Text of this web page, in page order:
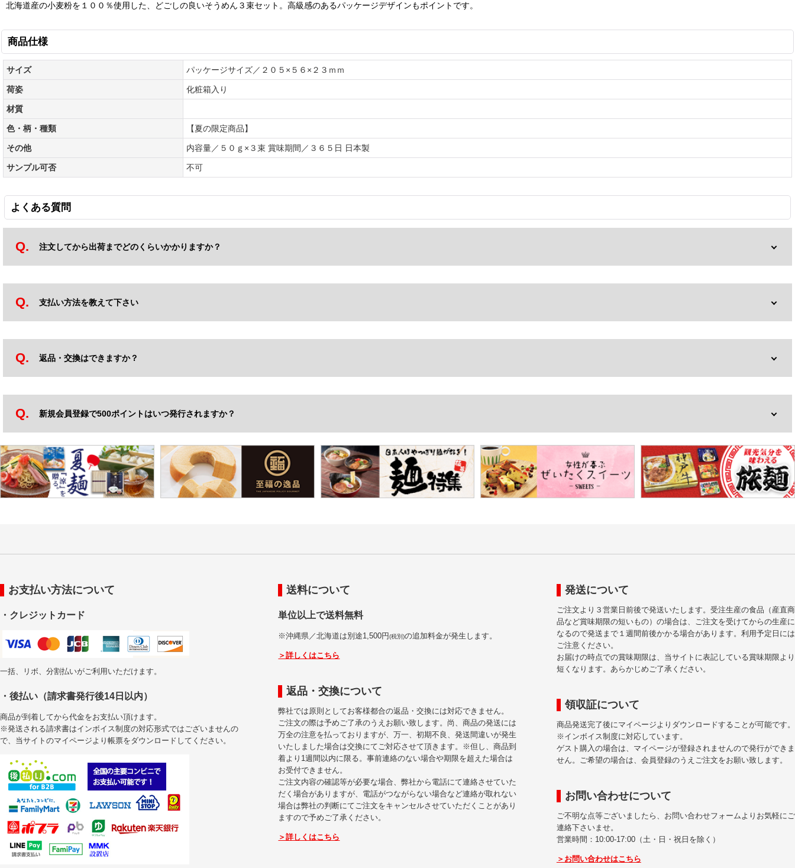
北海道産の小麦粉を１００％使用した、どごしの良いそうめん３束セット。高級感のあるパッケージデザインもポイントです。
商品仕様
サイズ パッケージサイズ／２０５×５６×２３ｍｍ
荷姿 化粧箱入り
材質
色・柄・種類 【夏の限定商品】
その他 内容量／５０ｇ×３束 賞味期間／３６５日 日本製
サンプル可否 不可
よくある質問
注文してから出荷までどのくらいかかりますか？
支払い方法を教えて下さい
返品・交換はできますか？
新規会員登録で500ポイントはいつ発行されますか？
お支払い方法について
・クレジットカード
一括、リボ、分割払いがご利用いただけます。
・後払い（請求書発行後14日以内）
商品が到着してから代金をお支払い頂けます。
※発送される請求書はインボイス制度の対応形式ではございませんの
で、当サイトのマイページより帳票をダウンロードしてください。
送料について
単位以上で送料無料
※沖縄県／北海道は別途1,500円(税別)の追加料金が発生します。
＞詳しくはこちら
返品・交換について
弊社では原則としてお客様都合の返品・交換には対応できません。
ご注文の際は予めご了承のうえお願い致します。尚、商品の発送には
万全の注意を払っておりますが、万一、初期不良、発送間違いが発生
いたしました場合は交換にてご対応させて頂きます。※但し、商品到
着より1週間以内に限る。事前連絡のない場合や期限を超えた場合は
お受付できません。
ご注文内容の確認等が必要な場合、弊社から電話にて連絡させていた
だく場合がありますが、電話がつながらない場合など連絡が取れない
場合は弊社の判断にてご注文をキャンセルさせていただくことがあり
ますので予めご了承ください。
＞詳しくはこちら
発送について
ご注文より３営業日前後で発送いたします。受注生産の食品（産直商
品など賞味期限の短いもの）の場合は、ご注文を受けてからの生産に
なるので発送まで１週間前後かかる場合があります。利用予定日には
ご注意ください。
お届けの時点での賞味期限は、当サイトに表記している賞味期限より
短くなります。あらかじめご了承ください。
領収証について
商品発送完了後にマイページよりダウンロードすることが可能です。
※インボイス制度に対応しています。
ゲスト購入の場合は、マイページが登録されませんので発行ができま
せん。ご希望の場合は、会員登録のうえご注文をお願い致します。
お問い合わせについて
ご不明な点等ございましたら、お問い合わせフォームよりお気軽にご
連絡下さいませ。
営業時間：10:00-17:00（土・日・祝日を除く）
＞お問い合わせはこちら